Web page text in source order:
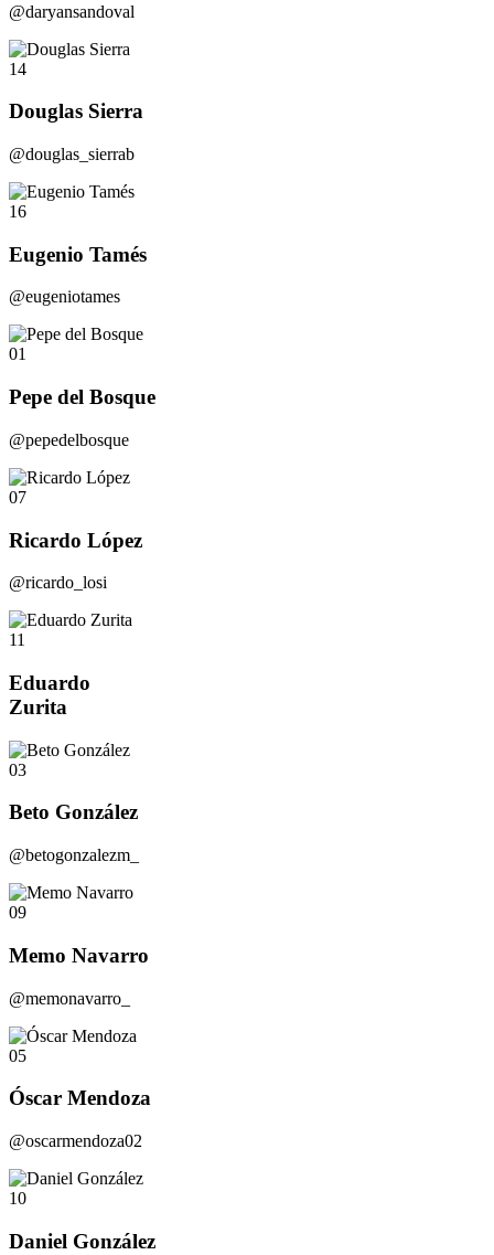
@daryansandoval
14
Douglas Sierra
@douglas_sierrab
16
Eugenio Tamés
@eugeniotames
01
Pepe del Bosque
@pepedelbosque
07
Ricardo López
@ricardo_losi
11
Eduardo
Zurita
03
Beto González
@betogonzalezm_
09
Memo Navarro
@memonavarro_
05
Óscar Mendoza
@oscarmendoza02
10
Daniel González